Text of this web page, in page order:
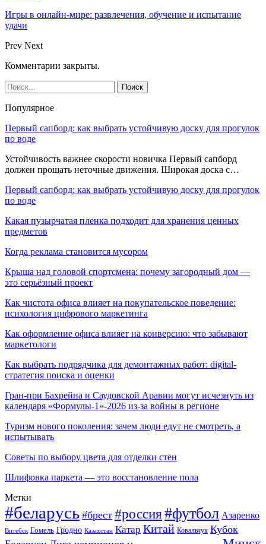
Игры в онлайн-мире: развлечения, обучение и испытание
удачи
Prev Next
Комментарии закрыты.
Популярное
Первый сапборд: как выбрать устойчивую доску для прогулок
по воде
Устойчивость важнее скорости новичка Первый сапборд
должен прощать неточные движения. Широкая доска с…
Первый сапборд: как выбрать устойчивую доску для прогулок
по воде
Какая пузырчатая пленка подходит для хранения ценных
предметов
Когда реклама становится мусором
Крыша над головой спортсмена: почему загородный дом —
это серьёзный проект
Как чистота офиса влияет на покупательское поведение:
психология цифрового маркетинга
Как оформление офиса влияет на конверсию: что забывают
маркетологи
Как выбрать подрядчика для демонтажных работ: digital-
стратегия поиска и оценки
Гран-при Бахрейна и Саудовской Аравии могут исчезнуть из
календаря «Формулы-1»-2026 из-за войны в регионе
Туризм нового поколения: зачем люди едут не смотреть, а
испытывать
Советы по выбору цвета для отделки стен
Шлифовка паркета — это восстановление пола
Метки
#беларусь #брест #россия#футбол Азаренко
Витебск Гомель Гродно Казахстан Катар Китай Ковальчук Кубок